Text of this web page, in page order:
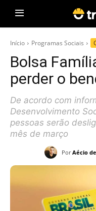
Início Programas Sociais
Bolsa
perder o
De acordo com
Desenvolvimento
pessoas serão
mês de março
Por Aécio